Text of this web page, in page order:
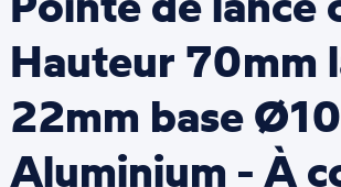
Hauteur 70mm
22mm base
Aluminium - À